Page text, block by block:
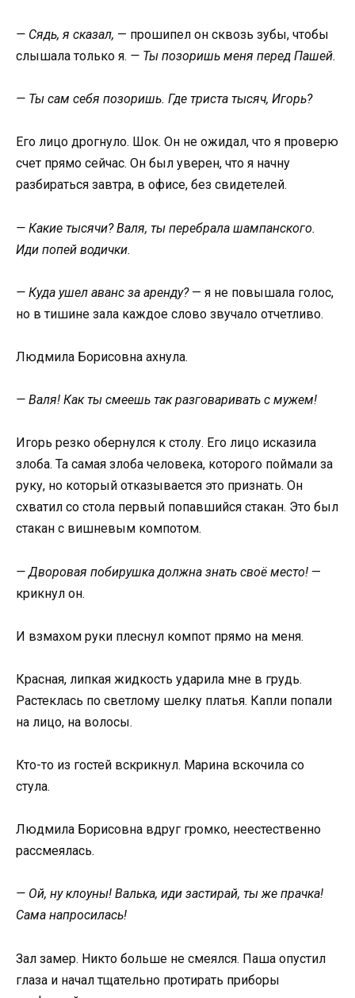
— Сядь, я сказал, — прошипел он сквозь зубы, чтобы
слышала только я. — Ты позоришь меня перед Пашей.
— Ты сам себя позоришь. Где триста тысяч, Игорь?
Его лицо дрогнуло. Шок. Он не ожидал, что я проверю
счет прямо сейчас. Он был уверен, что я начну
разбираться завтра, в офисе, без свидетелей.
— Какие тысячи? Валя, ты перебрала шампанского.
Иди попей водички.
— Куда ушел аванс за аренду?— я не повышала голос,
но в тишине зала каждое слово звучало отчетливо.
Людмила Борисовна ахнула.
— Валя! Как ты смеешь так разговаривать с мужем!
Игорь резко обернулся к столу. Его лицо исказила
злоба. Та самая злоба человека, которого поймали за
руку, но который отказывается это признать. Он
схватил со стола первый попавшийся стакан. Это был
стакан с вишневым компотом.
— Дворовая побирушка должна знать своё место! —
крикнул он.
И взмахом руки плеснул компот прямо на меня.
Красная, липкая жидкость ударила мне в грудь.
Растеклась по светлому шелку платья. Капли попали
на лицо, на волосы.
Кто-то из гостей вскрикнул. Марина вскочила со
стула.
Людмила Борисовна вдруг громко, неестественно
рассмеялась.
— Ой, ну клоуны! Валька, иди застирай, ты же прачка!
Сама напросилась!
Зал замер. Никто больше не смеялся. Паша опустил
глаза и начал тщательно протирать приборы